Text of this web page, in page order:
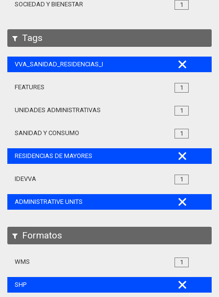
1
SOCIEDAD Y BIENESTAR
Tags
VVA_SANIDAD_RESIDENCIAS_MAYORES_105
1
FEATURES
1
UNIDADES ADMINISTRATIVAS
1
SANIDAD Y CONSUMO
RESIDENCIAS DE MAYORES
1
IDEVVA
ADMINISTRATIVE UNITS
Formatos
1
WMS
SHP